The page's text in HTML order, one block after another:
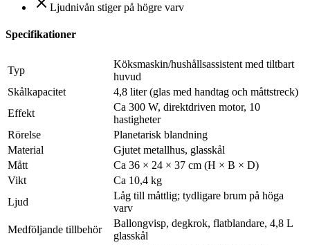
Ljudnivån stiger på högre varv
Specifikationer
Typ
Köksmaskin/hushållsassistent med tiltbart
huvud
Skålkapacitet
4,8 liter (glas med handtag och måttstreck)
Effekt
Ca 300 W, direktdriven motor, 10
hastigheter
Rörelse
Planetarisk blandning
Material
Gjutet metallhus, glasskål
Mått
Ca 36 × 24 × 37 cm (H × B × D)
Vikt
Ca 10,4 kg
Ljud
Låg till måttlig; tydligare brum på höga
varv
Medföljande tillbehör
Ballongvisp, degkrok, flatblandare, 4,8 L
glasskål